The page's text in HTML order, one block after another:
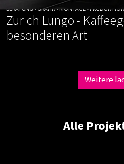
BERATUNG • GRAFIK • MONTAGE • PRODUKTION
Zurich Lungo -
besonderen Art
Weitere
Alle